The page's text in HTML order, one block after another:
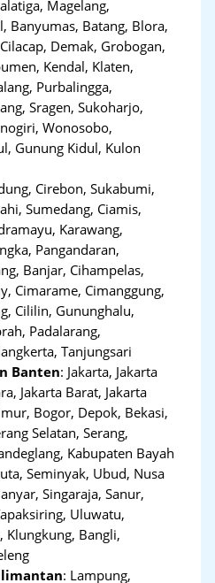
Magelang,
Banyumas, Batang, Blora,
Demak, Grobogan,
Kendal, Klaten,
Purbalingga,
Sragen, Sukoharjo,
Wonosobo,
Gunung Kidul, Kulon
Cirebon, Sukabumi,
Sumedang, Ciamis,
Karawang,
Pangandaran,
Banjar, Cihampelas,
Cimarame, Cimanggung,
Cililin, Gununghalu,
Padalarang,
Tanjungsari
Banten: Jakarta, Jakarta
Jakarta Barat, Jakarta
Bogor, Depok, Bekasi,
Selatan, Serang,
Kabupaten Bayah
Seminyak, Ubud, Nusa
Singaraja, Sanur,
Uluwatu,
Klungkung, Bangli,
: Lampung,